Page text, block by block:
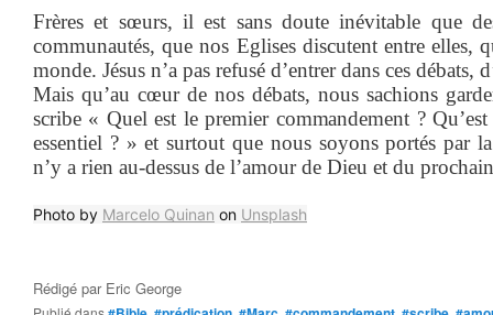
Frères et sœurs, il est sans doute inévitable que
communautés, que nos Eglises discutent entre elles,
monde. Jésus n’a pas refusé d’entrer dans ces débats,
Mais qu’au cœur de nos débats, nous sachions
scribe « Quel est le premier commandement ?
essentiel ? » et surtout que nous soyons portés par
n’y a rien au-dessus de l’amour de Dieu et du
Photo by Marcelo Quinan on Unsplash
Rédigé par Eric George